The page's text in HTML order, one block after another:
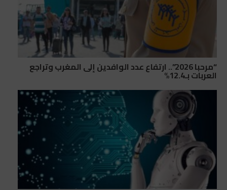
“مرحبا 2026”.. ارتفاع عدد الوافدين إلى المغرب وتراجع
العربات بـ12.4%